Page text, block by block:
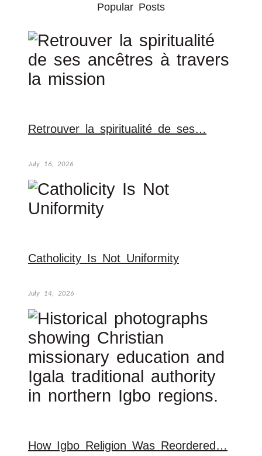
Popular Posts
Retrouver la spiritualité de ses…
July 16, 2026
Catholicity Is Not Uniformity
July 14, 2026
How Igbo Religion Was Reordered…